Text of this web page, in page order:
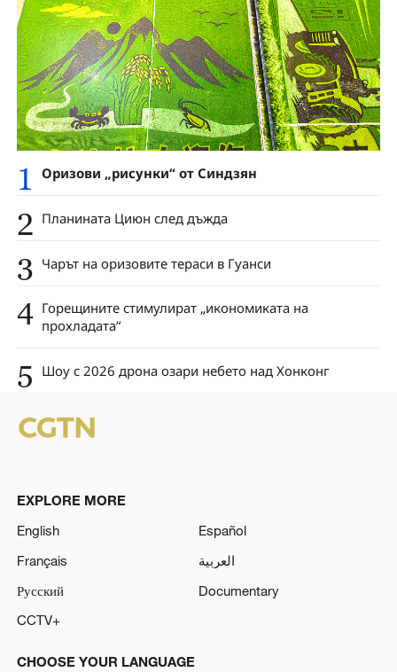
1 Оризови „рисунки“ от Синдзян
2 Планината Циюн след дъжда
3 Чарът на оризовите тераси в Гуанси
4 Горещините стимулират „икономиката на
прохладата“
5 Шоу с 2026 дрона озари небето над Хонконг
EXPLORE MORE
English
Español
Français
العربية
Русский
Documentary
CCTV+
CHOOSE YOUR LANGUAGE